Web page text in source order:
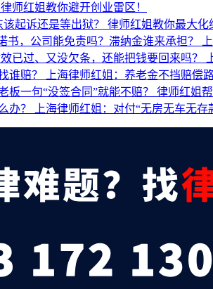
律师红姐教你避开创业雷区！
起诉还是等出狱？ 律师红姐教你最大化
书，公司能免责吗？滞纳金谁来承担？
已过、又没欠条，还能把钱要回来吗？
谁赔？
上海律师红姐：养老金不挡赔偿路
板一句“没签合同”就能不赔？ 律师红姐
办？
上海律师红姐：对付“无房无车无存